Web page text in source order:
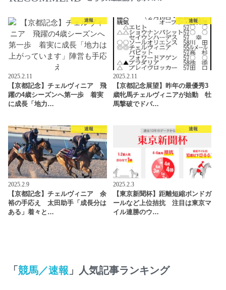
速報
2025.2.11
【京都記念】チェルヴィニア 飛
躍の4歳シーズンへ第一歩 着実
に成長「地力…
速報
2025.2.11
【京都記念展望】昨年の最優秀3
歳牝馬チェルヴィニアが始動 牡
馬撃破でドバ…
速報
2025.2.9
【京都記念】チェルヴィニア 余
裕の手応え 太田助手「成長分は
ある」着々と…
速報
2025.2.3
【東京新聞杯】距離短縮ボンドガ
ールなど上位拮抗 注目は東京マ
イル連勝のウ…
「競馬／速報 」人気記事ランキング